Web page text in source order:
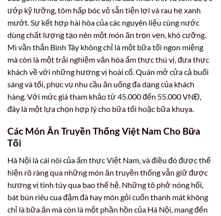
ướp kỹ lưỡng, tôm hấp bóc vỏ sẵn tiện lợi và rau hẹ xanh
mướt. Sự kết hợp hài hòa của các nguyên liệu cùng nước
dùng chất lượng tạo nên một món ăn trọn vẹn, khó cưỡng.
Mì vằn thắn Bình Tây không chỉ là một bữa tối ngon miệng
mà còn là một trải nghiệm văn hóa ẩm thực thú vị, đưa thực
khách về với những hương vị hoài cổ. Quán mở cửa cả buổi
sáng và tối, phục vụ nhu cầu ăn uống đa dạng của khách
hàng. Với mức giá tham khảo từ 45.000 đến 55.000 VNĐ,
đây là một lựa chọn hợp lý cho bữa tối hoặc bữa khuya.
Các Món Ăn Truyền Thống Việt Nam Cho Bữa
Tối
Hà Nội là cái nôi của ẩm thực Việt Nam, và điều đó được thể
hiện rõ ràng qua những món ăn truyền thống vẫn giữ được
hương vị tinh túy qua bao thế hệ. Những tô phở nóng hổi,
bát bún riêu cua đậm đà hay món gỏi cuốn thanh mát không
chỉ là bữa ăn mà còn là một phần hồn của Hà Nội, mang đến